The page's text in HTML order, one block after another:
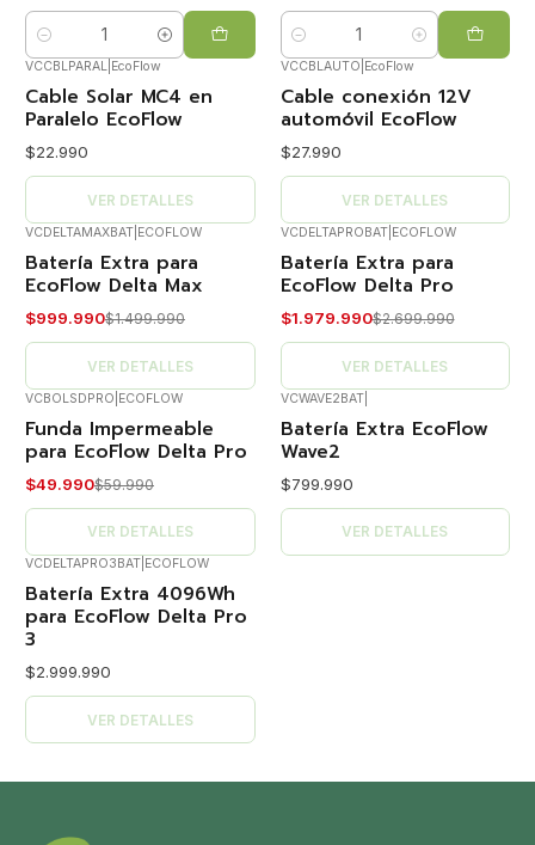
Cantidad Cantidad
VCCBLPARAL EcoFlow
Cable Solar MC4 en
Paralelo EcoFlow
$22.990
VER DETALLES
VCCBLAUTO EcoFlow
Cable conexión 12V
automóvil EcoFlow
$27.990
VER DETALLES
-33%
OFF
VCDELTAMAXBAT ECOFLOW
Batería Extra para
EcoFlow Delta Max
$999.990$1.499.990
VER DETALLES
-27%
OFF
VCDELTAPROBAT| ECOFLOW
Batería Extra para
EcoFlow Delta Pro
$1.979.990$2.699.990
VER DETALLES
-17%
OFF
VCBOLSDPRO ECOFLOW
Funda Impermeable
para EcoFlow Delta Pro
$49.990$59.990
VER DETALLES
VCWAVE2BAT|
Batería Extra EcoFlow
Wave2
$799.990
VER DETALLES
VCDELTAPRO3BAT ECOFLOW
Batería Extra 4096Wh
para EcoFlow Delta Pro
3
$2.999.990
VER DETALLES